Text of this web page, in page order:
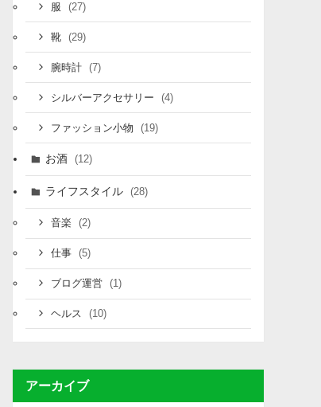
服 (27)
靴 (29)
腕時計 (7)
シルバーアクセサリー (4)
ファッション小物 (19)
お酒 (12)
ライフスタイル (28)
音楽 (2)
仕事 (5)
ブログ運営 (1)
ヘルス (10)
アーカイブ